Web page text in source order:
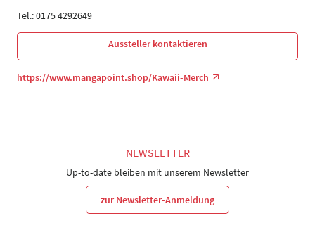
Tel.: 0175 4292649
Aussteller kontaktieren
https://www.mangapoint.shop/Kawaii-Merch
NEWSLETTER
Up-to-date bleiben mit unserem Newsletter
zur Newsletter-Anmeldung